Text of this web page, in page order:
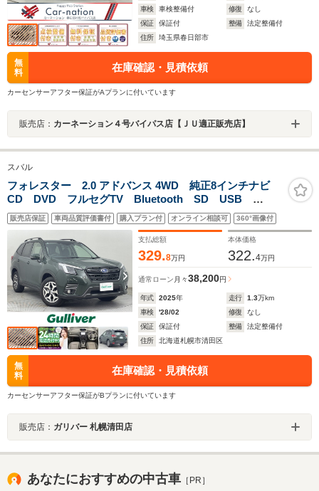
車検
車検整備付 修復
なし
保証
保証付 整備
法定整備付
住所
埼玉県春日部市
無
料
在庫確認・見積依頼
カーセンサーアフター保証がAプランに付いています
販売店： カーネーション４号バイパス店【ＪＵ適正販売店】
スバル
フォレスター 2.0 アドバンス 4WD 純正8インチナビ
CD DVD フルセグTV Bluetooth SD USB
HDMI バックカメラ コーナーセンサー ビルトイン
ETC 前方ドラレコ ハーフレザーシート パワーシー
販売店保証 車両品質評価書付 購入プラン付 オンライン相談可 360°画像付
支払総額
329.8万円
本体価格
322.4万円
通常ローン 月々38,200円
年式 2025年 走行 1.3万km
車検
'28/02 修復
なし
保証
保証付 整備
法定整備付
住所
北海道札幌市清田区
無
料
在庫確認・見積依頼
カーセンサーアフター保証がBプランに付いています
販売店： ガリバー 札幌清田店
あなたにおすすめの中古車 ［PR］